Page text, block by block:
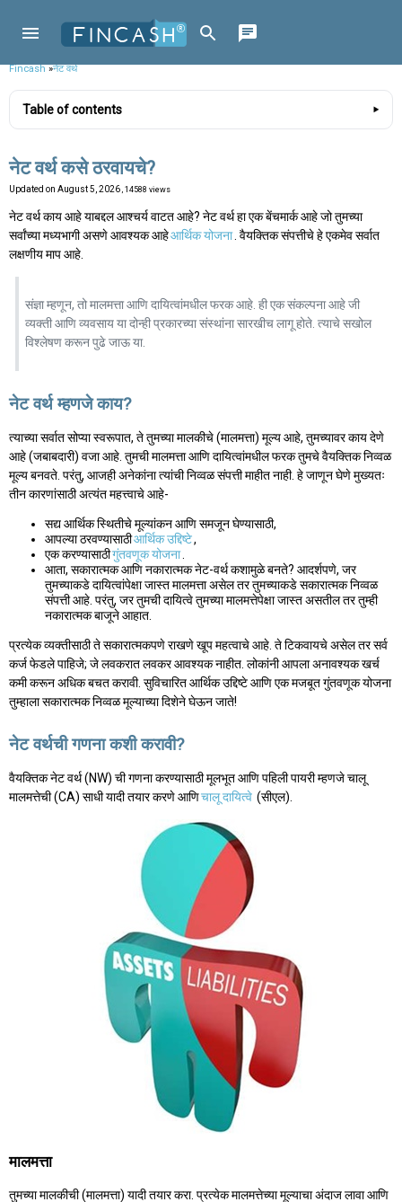
Fincash»नेट वर्थ
Table of contents
नेट वर्थ कसे ठरवायचे?
Updated on August 5, 2026 , 14588 views
नेट वर्थ काय आहे याबद्दल आश्चर्य वाटत आहे? नेट वर्थ हा एक बेंचमार्क आहे जो तुमच्या
सर्वांच्या मध्यभागी असणे आवश्यक आहेआर्थिक योजना. वैयक्तिक संपत्तीचे हे एकमेव सर्वात
लक्षणीय माप आहे.
संज्ञा म्हणून, तो मालमत्ता आणि दायित्वांमधील फरक आहे. ही एक संकल्पना आहे जी
व्यक्ती आणि व्यवसाय या दोन्ही प्रकारच्या संस्थांना सारखीच लागू होते. त्याचे सखोल
विश्लेषण करून पुढे जाऊ या.
नेट वर्थ म्हणजे काय?
त्याच्या सर्वात सोप्या स्वरूपात, ते तुमच्या मालकीचे (मालमत्ता) मूल्य आहे, तुमच्यावर काय देणे
आहे (जबाबदारी) वजा आहे. तुमची मालमत्ता आणि दायित्वांमधील फरक तुमचे वैयक्तिक निव्वळ
मूल्य बनवते. परंतु, आजही अनेकांना त्यांची निव्वळ संपत्ती माहीत नाही. हे जाणून घेणे मुख्यतः
तीन कारणांसाठी अत्यंत महत्त्वाचे आहे-
सद्य आर्थिक स्थितीचे मूल्यांकन आणि समजून घेण्यासाठी,
आपल्या ठरवण्यासाठीआर्थिक उद्दिष्टे,
एक करण्यासाठीगुंतवणूक योजना
आता, सकारात्मक आणि नकारात्मक नेट-वर्थ कशामुळे बनते? आदर्शपणे, जर
तुमच्याकडे दायित्वांपेक्षा जास्त मालमत्ता असेल तर तुमच्याकडे सकारात्मक निव्वळ
संपत्ती आहे. परंतु, जर तुमची दायित्वे तुमच्या मालमत्तेपेक्षा जास्त असतील तर तुम्ही
नकारात्मक बाजूने आहात.
प्रत्येक व्यक्तीसाठी ते सकारात्मकपणे राखणे खूप महत्वाचे आहे. ते टिकवायचे असेल तर सर्व
कर्ज फेडले पाहिजे; जे लवकरात लवकर आवश्यक नाहीत. लोकांनी आपला अनावश्यक खर्च
कमी करून अधिक बचत करावी. सुविचारित आर्थिक उद्दिष्टे आणि एक मजबूत गुंतवणूक योजना
तुम्हाला सकारात्मक निव्वळ मूल्याच्या दिशेने घेऊन जाते!
नेट वर्थची गणना कशी करावी?
वैयक्तिक नेट वर्थ (NW) ची गणना करण्यासाठी मूलभूत आणि पहिली पायरी म्हणजे चालू
मालमत्तेची (CA) साधी यादी तयार करणे आणिचालू दायित्वे (सीएल).
मालमत्ता
तुमच्या मालकीची (मालमत्ता) यादी तयार करा. प्रत्येक मालमत्तेच्या मूल्याचा अंदाज लावा आणि